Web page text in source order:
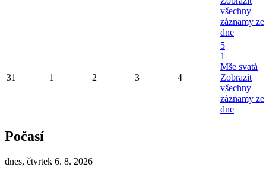
všechny
záznamy ze
dne
31 1 2 3 4
5
1
Mše svatá
Zobrazit
všechny
záznamy ze
dne
Počasí
dnes, čtvrtek 6. 8. 2026